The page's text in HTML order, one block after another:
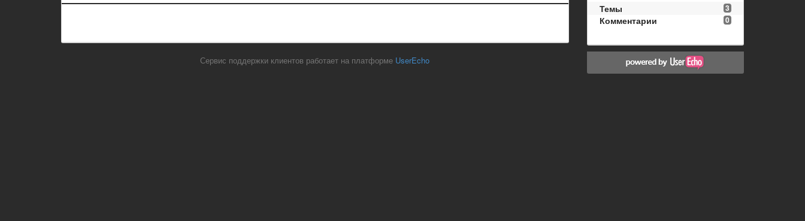
Сервис поддержки клиентов работает на платформе UserEcho
3
Темы
0
Комментарии